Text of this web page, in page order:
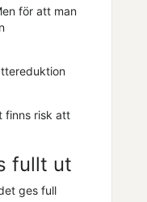
för att man
finns risk att
fullt ut
ges full